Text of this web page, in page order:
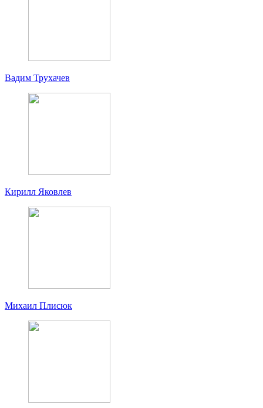
Вадим Трухачев
Кирилл Яковлев
Михаил Плисюк